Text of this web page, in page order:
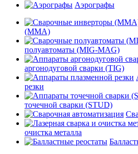
Аэрографы
(MMA)
полуавтоматы (MIG-MAG)
аргонодуговой сварки (TIG)
резки
точечной сварки (STUD)
очистка металла